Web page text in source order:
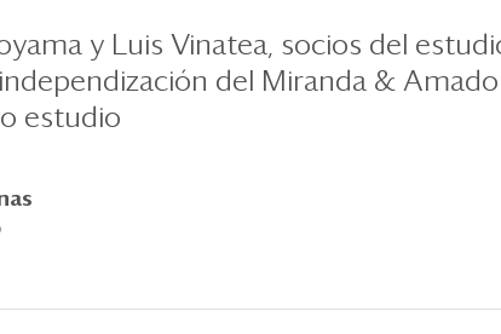
y Luis Vinatea, socios del
del Miranda &
estudio